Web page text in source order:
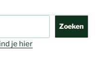
Zoeken
je hier